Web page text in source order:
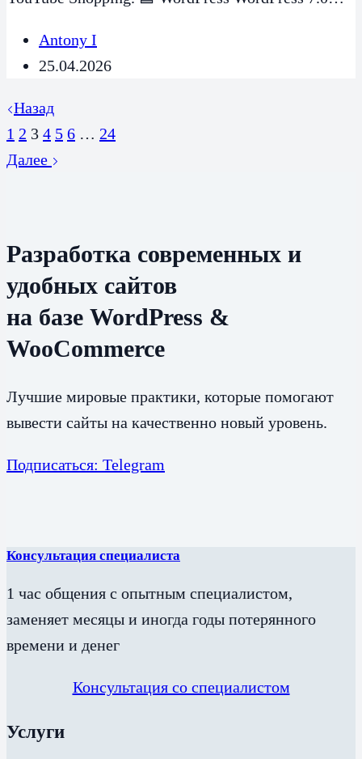
Antony I
25.04.2026
Назад
1 2 3 4 5 6 … 24
Далее
Разработка современных и
удобных сайтов
на базе WordPress &
WooCommerce
Лучшие мировые практики, которые помогают
вывести сайты на качественно новый уровень.
Подписаться: Telegram
Консультация специалиста
1 час общения с опытным специалистом,
заменяет месяцы и иногда годы потерянного
времени и денег
Консультация со специалистом
Услуги